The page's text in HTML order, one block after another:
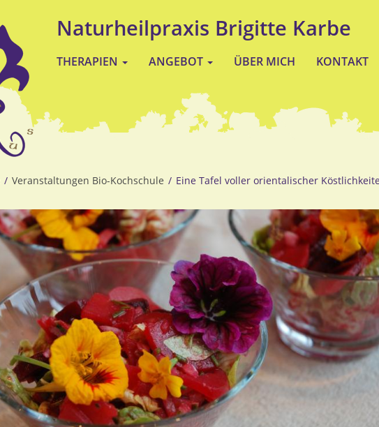
Naturheilpraxis Brigitte Karbe
THERAPIEN ANGEBOT ÜBER MICH KONTAKT
Veranstaltungen Bio-Kochschule Eine Tafel voller orientalischer